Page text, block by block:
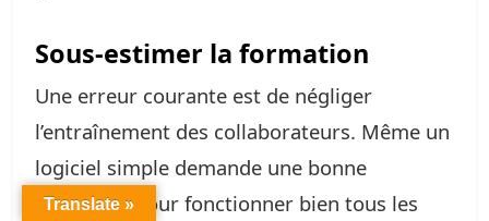
Sous-estimer la formation
Une erreur courante est de négliger
l’entraînement des collaborateurs. Même un
logiciel simple demande une bonne
formation pour fonctionner bien tous les
Translate »